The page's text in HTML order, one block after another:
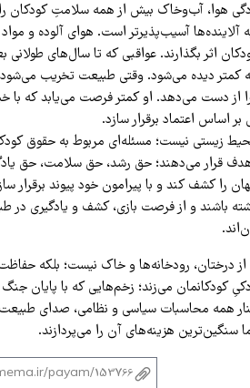
هوا، آب‌وخاک بیش از همه سلامتِ کودکان
آسیب‌پذیرتر است. هوای آلوده و
اثر بگذارند. عواقبی که تا سال‌های طولانی
کمتر دیده می‌شود. وقتی طبیعت تخریب
از دست می‌دهد. او کمتر فرصت می‌یابد که با
اساس اعتماد برقرار سازد.
زیستی نیست؛ مسئله‌ای مربوط به حقوق
قرار می‌دهند؛ حق رشد، حق سلامت، حق
را کشف کند و با پیرامون خود پیوند برقرار
باشند و از فرصت بازی، کشف و یادگیری در
رودخانه‌ها و خاک نیست؛ بلکه
می‌زند؛ زخم‌هایی که با پایان جنگ
همه محاسبات سیاسی و نظامی، صدای
سنگین‌ترین هزینه‌های آن را می‌پردازند.